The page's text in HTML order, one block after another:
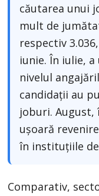
căutarea unui
mult de
respectiv
iunie. În iulie,
nivelul
candidații au
joburi. August,
ușoară
în instituțiile
Comparativ,